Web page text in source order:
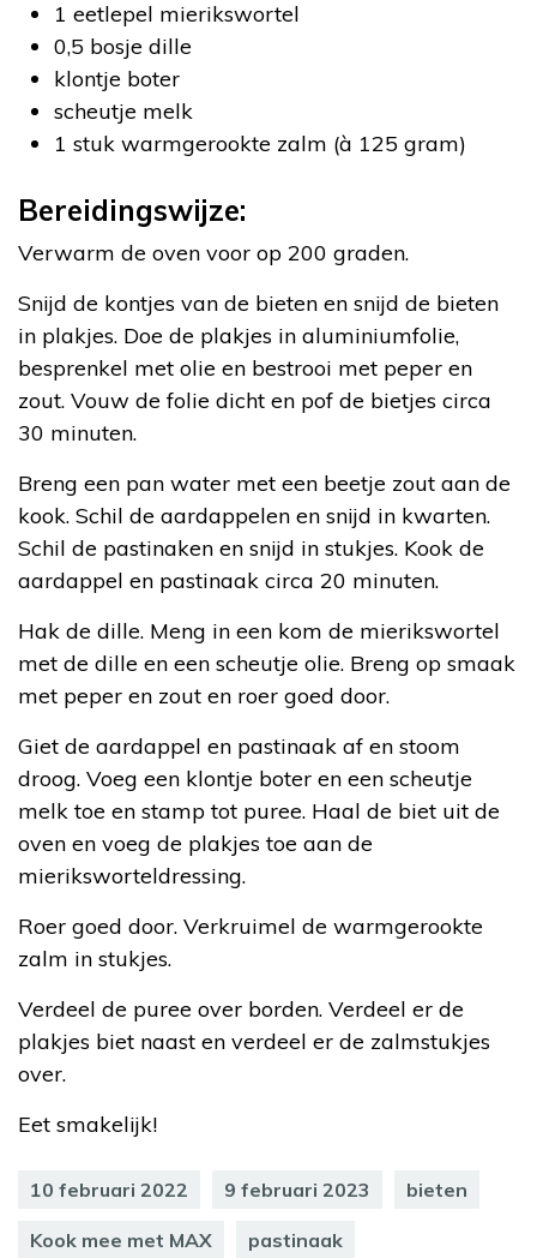
1 eetlepel mierikswortel
0,5 bosje dille
klontje boter
scheutje melk
1 stuk warmgerookte zalm (à 125 gram)
Bereidingswijze:
Verwarm de oven voor op 200 graden.
Snijd de kontjes van de bieten en snijd de bieten
in plakjes. Doe de plakjes in aluminiumfolie,
besprenkel met olie en bestrooi met peper en
zout. Vouw de folie dicht en pof de bietjes circa
30 minuten.
Breng een pan water met een beetje zout aan de
kook. Schil de aardappelen en snijd in kwarten.
Schil de pastinaken en snijd in stukjes. Kook de
aardappel en pastinaak circa 20 minuten.
Hak de dille. Meng in een kom de mierikswortel
met de dille en een scheutje olie. Breng op smaak
met peper en zout en roer goed door.
Giet de aardappel en pastinaak af en stoom
droog. Voeg een klontje boter en een scheutje
melk toe en stamp tot puree. Haal de biet uit de
oven en voeg de plakjes toe aan de
mieriksworteldressing.
Roer goed door. Verkruimel de warmgerookte
zalm in stukjes.
Verdeel de puree over borden. Verdeel er de
plakjes biet naast en verdeel er de zalmstukjes
over.
Eet smakelijk!
10 februari 2022 9 februari 2023 bieten
Kook mee met MAX pastinaak